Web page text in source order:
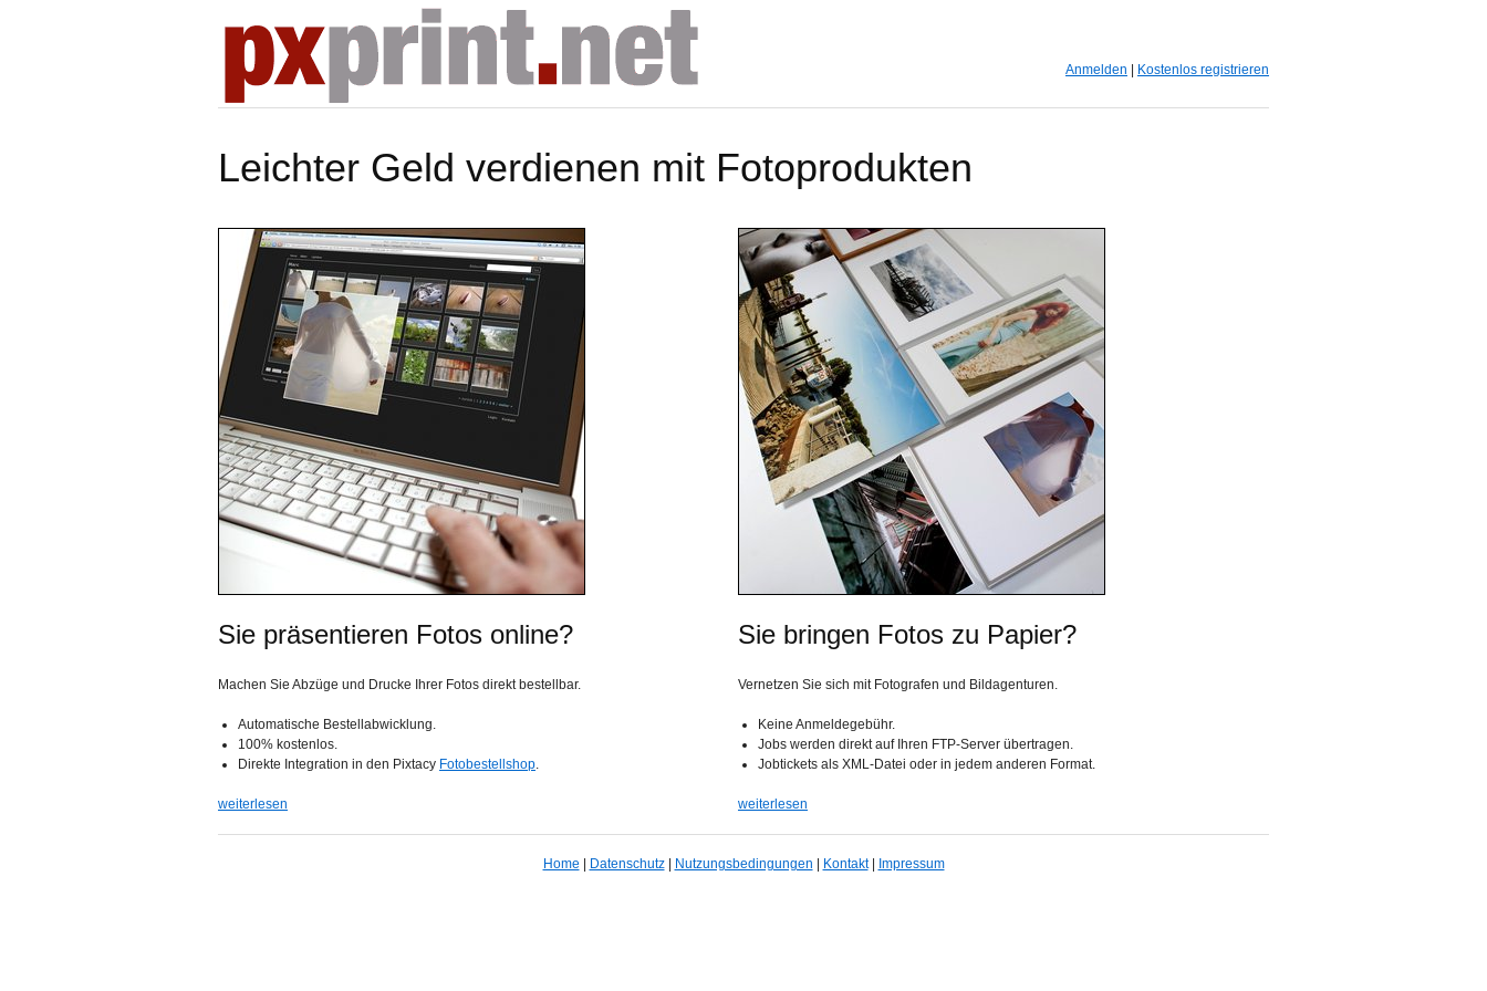
Anmelden Kostenlos registrieren
Leichter Geld verdienen mit Fotoprodukten
Sie präsentieren Fotos online?
Machen Sie Abzüge und Drucke Ihrer Fotos direkt bestellbar.
Automatische Bestellabwicklung.
100% kostenlos.
Direkte Integration in den Pixtacy Fotobestellshop.
weiterlesen
Sie bringen Fotos zu Papier?
Vernetzen Sie sich mit Fotografen und Bildagenturen.
Keine Anmeldegebühr.
Jobs werden direkt auf Ihren FTP-Server übertragen.
Jobtickets als XML-Datei oder in jedem anderen Format.
weiterlesen
Home Datenschutz| Nutzungsbedingungen Kontakt| Impressum